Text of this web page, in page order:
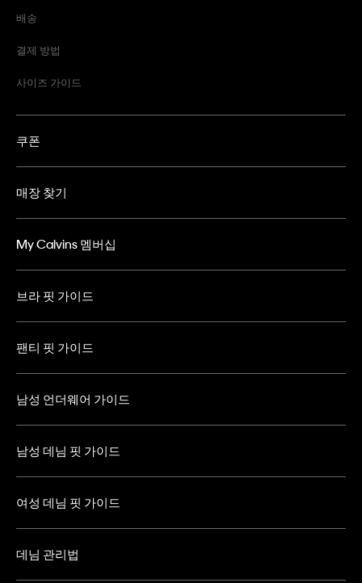
배송
결제 방법
사이즈 가이드
쿠폰
매장 찾기
My Calvins 멤버십
브라 핏 가이드
팬티 핏 가이드
남성 언더웨어 가이드
남성 데님 핏 가이드
여성 데님 핏 가이드
데님 관리법